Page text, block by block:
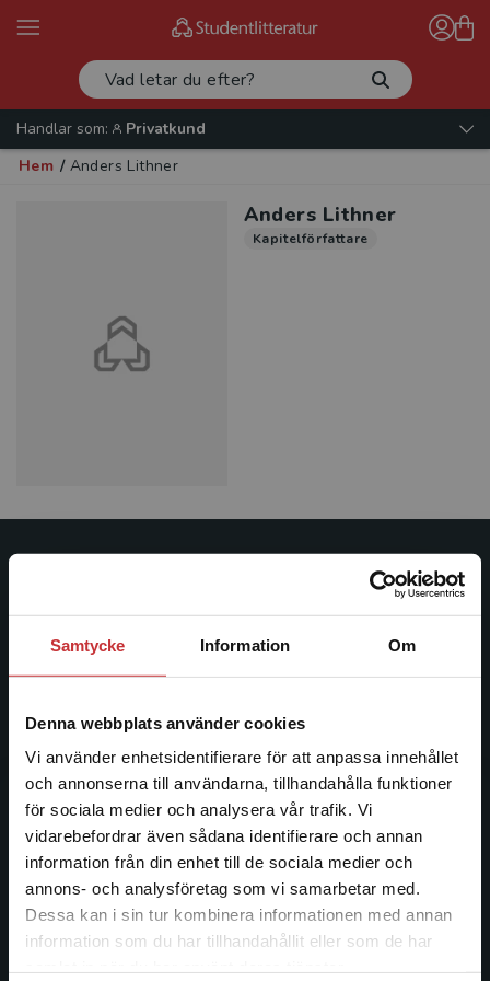
Samtycke Information Om
Denna webbplats använder cookies
Vi använder enhetsidentifierare för att anpassa innehållet
och annonserna till användarna, tillhandahålla funktioner
för sociala medier och analysera vår trafik. Vi
vidarebefordrar även sådana identifierare och annan
information från din enhet till de sociala medier och
annons- och analysföretag som vi samarbetar med.
Dessa kan i sin tur kombinera informationen med annan
information som du har tillhandahållit eller som de har
Begränsad fraktregion
Det verkar som att du besöker
Handlar som:
Privatkund
Hem / Anders Lithner
Anders Lithner
Kapitelförfattare
Studentlitteratur grundades 1963 och är idag Sveriges
ledande utbildningsförlag. Med läromedel, kurslitteratur,
facklitteratur, utbildningar och digitala
längs hela kunskapsresan.
Kontakta oss
Kontakta oss
046-31 20 00
Postadress:
Box 141